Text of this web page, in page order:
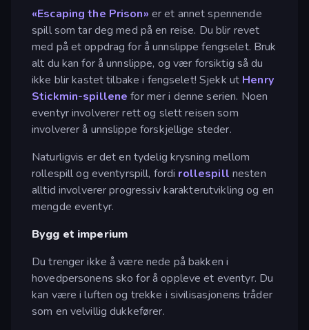
«Escaping the Prison» er et annet spennende
spill som tar deg med på en reise. Du blir revet
med på et oppdrag for å unnslippe fengselet. Bruk
alt du kan for å unnslippe, og vær forsiktig så du
ikke blir kastet tilbake i fengselet! Sjekk ut Henry
Stickmin-spillene for mer i denne serien. Noen
eventyr involverer rett og slett reisen som
involverer å unnslippe forskjellige steder.
Naturligvis er det en tydelig krysning mellom
rollespill og eventyrspill, fordi rollespill nesten
alltid involverer progressiv karakterutvikling og en
mengde eventyr.
Bygg et imperium
Du trenger ikke å være nede på bakken i
hovedpersonens sko for å oppleve et eventyr. Du
kan være i luften og trekke i sivilisasjonens tråder
som en velvillig dukkefører.